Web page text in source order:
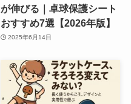
が伸びる｜卓球保護シート
おすすめ7選【2026年版】
2025年6月14日